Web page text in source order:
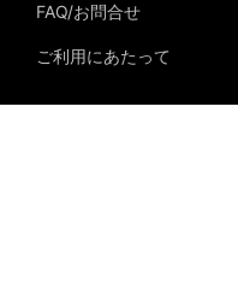
FAQ/お問合せ
ご利用にあたって